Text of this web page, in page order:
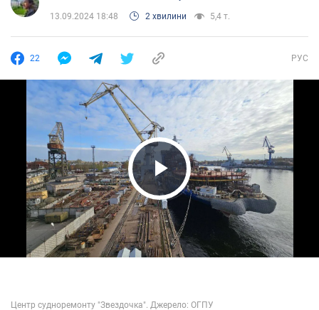
13.09.2024 18:48 2 хвилини 5,4 т.
22 РУС
Play Video